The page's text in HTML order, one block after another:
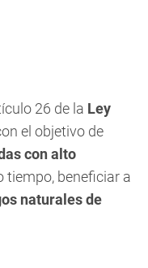
26 de la Ley
el objetivo de
con alto
tiempo, beneficiar a
naturales de